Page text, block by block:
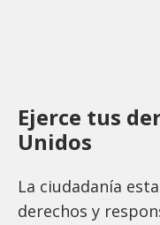
Ejerce tus
Unidos
La ciudadanía
derechos y